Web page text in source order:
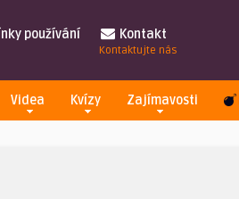
používání Kontakt
Kontaktujte nás
Videa Kvízy Zajímavosti